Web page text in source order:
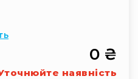
наявність
0 ₴